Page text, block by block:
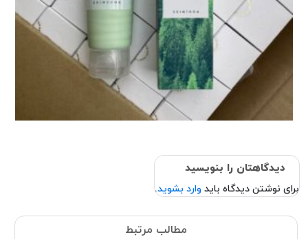
دیدگاهتان را بنویسید
برای نوشتن دیدگاه باید وارد بشوید.
مطالب مرتبط